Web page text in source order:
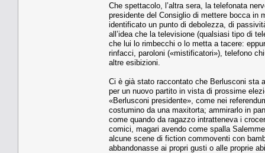
Che spettacolo, l’altra sera, la telefonata
presidente del Consiglio di mettere bocca in
identificato un punto di debolezza, di
all’idea che la televisione (qualsiasi tipo di
che lui lo rimbecchi o lo metta a tacere:
rinfacci, paroloni («mistificatori»), telefono
altre esibizioni.
Ci è già stato raccontato che Berlusconi sta
per un nuovo partito in vista di prossime
«Berlusconi presidente», come nei
costumino da una maxitorta; ammirarlo in
come quando da ragazzo intratteneva i
comici, magari avendo come spalla
alcune scene di fiction commoventi con
abbandonasse ai propri gusti o alle proprie